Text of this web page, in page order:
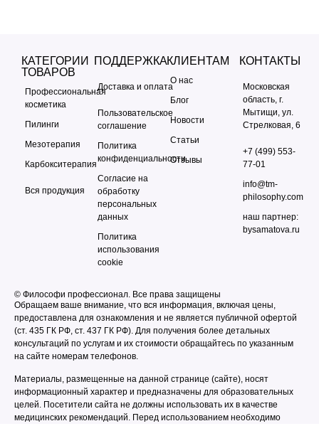
КАТЕГОРИИ
ТОВАРОВ
Профессиональная
косметика
Пилинги
Мезотерапия
Карбокситерапия
Вся продукция
ПОДДЕРЖКА
Доставка и оплата
Пользовательское
соглашение
Политика
конфиденциальности
Согласие на
обработку
персональных
данных
Политика
использования
cookie
КЛИЕНТАМ
О нас
Блог
Новости
Статьи
Отзывы
КОНТАКТЫ
Московская
область, г.
Мытищи, ул.
Стрелковая, 6
+7 (499) 553-
77-01
info@tm-
philosophy.com
наш партнер:
bysamatova.ru
© Философи профессионал. Все права защищены
Обращаем ваше внимание, что вся информация, включая цены,
предоставлена для ознакомления и не является публичной офертой
(ст. 435 ГК РФ, cт. 437 ГК РФ). Для получения более детальных
консультаций по услугам и их стоимости обращайтесь по указанным
на сайте номерам телефонов.
Материалы, размещенные на данной странице (сайте), носят
информационный характер и предназначены для образовательных
целей. Посетители сайта не должны использовать их в качестве
медицинских рекомендаций. Перед использованием необходимо